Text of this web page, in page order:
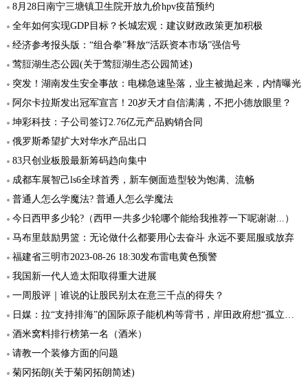
8月28日南宁三塘镇卫生院开放九价hpv疫苗预约
全年如何实现GDP目标？长城宏观：建议财政政策更加积极
经济参考报头版：“组合拳”释放“活跃资本市场”强信号
莺脰湖生态公园(关于莺脰湖生态公园简述)
突发！湖南发生安全事故：电梯急速坠落，业主被抛起来，内情曝光
阿尔卡拉斯发出冠军宣言！20岁天才自信满满，不把小德放眼里？
坤彩科技：子公司签订2.76亿元产品购销合同
俄罗斯希望扩大对华水产品出口
83只创业板股最新筹码趋向集中
成都车展智己ls6全球首秀，新车侧面造型较为饱满、流畅
普通人怎么学魔法? 普通人怎么学魔法
今日西甲多少轮?（西甲一共多少轮哪个能给我推荐一下呢谢谢...）
马布里鼓励男篮：无论做什么都要用心去奋斗 永远不要屈服或放弃
福建省三明市2023-08-26 18:30发布雷电黄色预警
我国新一代人造太阳取得重大进展
一周股评｜谁说的让股民别太在意三千点的得失？
日媒：拉“支持排海”的国际原子能机构等背书，岸田政府想“孤立中国”
酒米窝料排行榜第一名（酒米）
请教一个装修方面的问题
菊冈拓朗(关于菊冈拓朗简述)